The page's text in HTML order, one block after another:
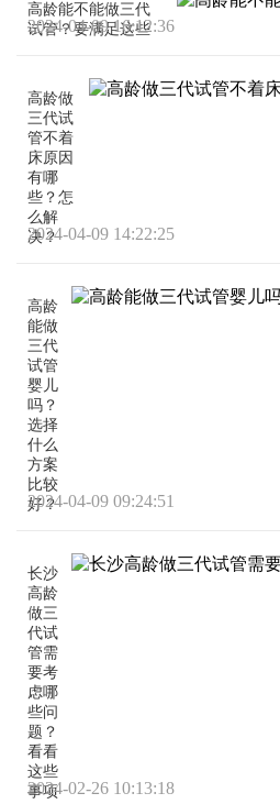
高龄能不能做三代
试管？要满足这些
2024-04-09 16:12:36
高龄做
三代试
管不着
床原因
有哪
些？怎
么解
决？
2024-04-09 14:22:25
高龄
能做
三代
试管
婴儿
吗？
选择
什么
方案
比较
好？
2024-04-09 09:24:51
长沙
高龄
做三
代试
管需
要考
虑哪
些问
题？
看看
这些
事项
2024-02-26 10:13:18